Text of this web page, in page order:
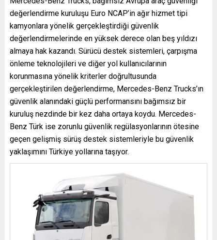
değerlendirme kuruluşu Euro NCAP’in ağır hizmet tipi
kamyonlara yönelik gerçekleştirdiği güvenlik
değerlendirmelerinde en yüksek derece olan beş yıldızı
almaya hak kazandı. Sürücü destek sistemleri, çarpışma
önleme teknolojileri ve diğer yol kullanıcılarının
korunmasına yönelik kriterler doğrultusunda
gerçekleştirilen değerlendirme, Mercedes-Benz Trucks’ın
güvenlik alanındaki güçlü performansını bağımsız bir
kuruluş nezdinde bir kez daha ortaya koydu. Mercedes-
Benz Türk ise zorunlu güvenlik regülasyonlarının ötesine
geçen gelişmiş sürüş destek sistemleriyle bu güvenlik
yaklaşımını Türkiye yollarına taşıyor.